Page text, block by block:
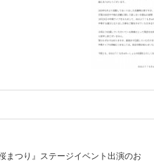
まつり』ステージイベント出演のお